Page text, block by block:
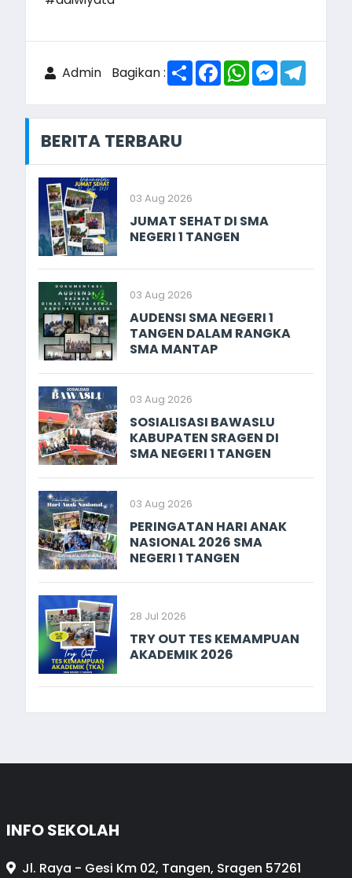
Admin Bagikan : ShareFacebook
WhatsAppMessenger
BERITA TERBARU
03 Aug 2026
JUMAT SEHAT DI SMA
NEGERI 1 TANGEN
03 Aug 2026
AUDENSI SMA NEGERI 1
TANGEN DALAM RANGKA
SMA MANTAP
03 Aug 2026
SOSIALISASI BAWASLU
KABUPATEN SRAGEN DI
SMA NEGERI 1 TANGEN
03 Aug 2026
PERINGATAN HARI ANAK
NASIONAL 2026 SMA
NEGERI 1 TANGEN
28 Jul 2026
TRY OUT TES KEMAMPUAN
AKADEMIK 2026
INFO SEKOLAH
Jl. Raya - Gesi Km 02, Tangen, Sragen 57261